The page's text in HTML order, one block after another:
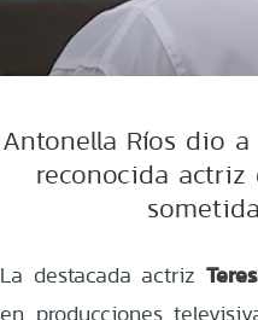
Antonella Ríos dio
reconocida
La destacada actriz
en producciones